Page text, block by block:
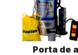
Porta de